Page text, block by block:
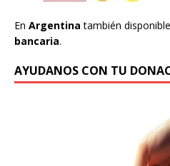
En Argentina también disponible
bancaria.
AYUDANOS CON TU